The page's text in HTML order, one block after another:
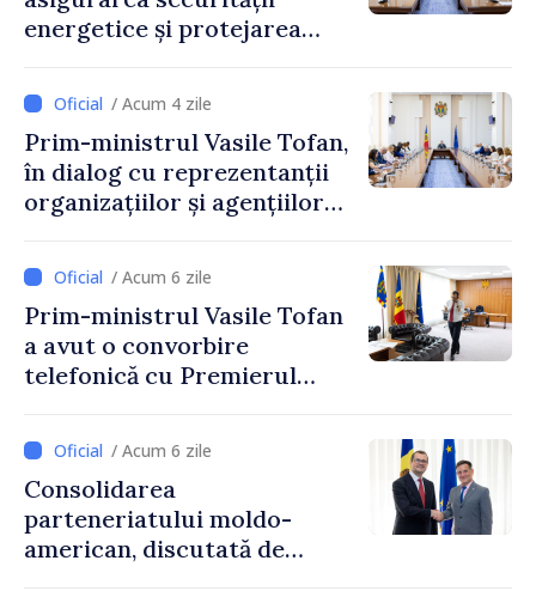
energetice și protejarea
de CNMC
/ Acum 4 zile
Prim-ministrul Vasile Tofan,
în dialog cu reprezentanții
organizațiilor și agențiilor
Moldova
/ Acum 6 zile
Prim-ministrul Vasile Tofan
a avut o convorbire
telefonică cu Premierul
/ Acum 6 zile
Consolidarea
parteneriatului moldo-
american, discutată de